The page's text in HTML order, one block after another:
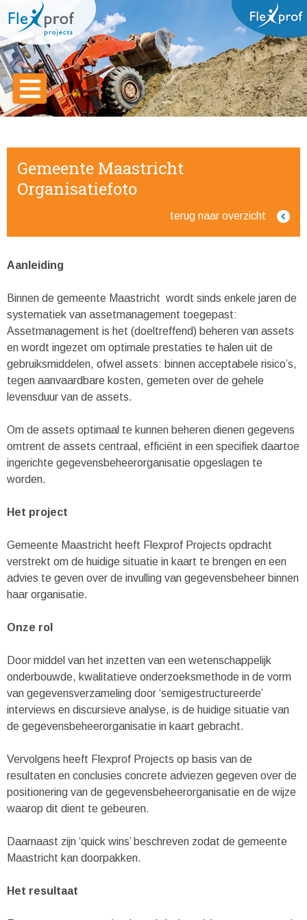
Gemeente Maastricht
Organisatiefoto
terug naar overzicht
Aanleiding
Binnen de gemeente Maastricht wordt sinds enkele jaren de
systematiek van assetmanagement toegepast:
Assetmanagement is het (doeltreffend) beheren van assets
en wordt ingezet om optimale prestaties te halen uit de
gebruiksmiddelen, ofwel assets: binnen acceptabele risico’s,
tegen aanvaardbare kosten, gemeten over de gehele
levensduur van de assets.
Om de assets optimaal te kunnen beheren dienen gegevens
omtrent de assets centraal, efficiënt in een specifiek daartoe
ingerichte gegevensbeheerorganisatie opgeslagen te
worden.
Het project
Gemeente Maastricht heeft Flexprof Projects opdracht
verstrekt om de huidige situatie in kaart te brengen en een
advies te geven over de invulling van gegevensbeheer binnen
haar organisatie.
Onze rol
Door middel van het inzetten van een wetenschappelijk
onderbouwde, kwalitatieve onderzoeksmethode in de vorm
van gegevensverzameling door ‘semigestructureerde’
interviews en discursieve analyse, is de huidige situatie van
de gegevensbeheerorganisatie in kaart gebracht.
Vervolgens heeft Flexprof Projects op basis van de
resultaten en conclusies concrete adviezen gegeven over de
positionering van de gegevensbeheerorganisatie en de wijze
waarop dit dient te gebeuren.
Daarnaast zijn ‘quick wins’ beschreven zodat de gemeente
Maastricht kan doorpakken.
Het resultaat